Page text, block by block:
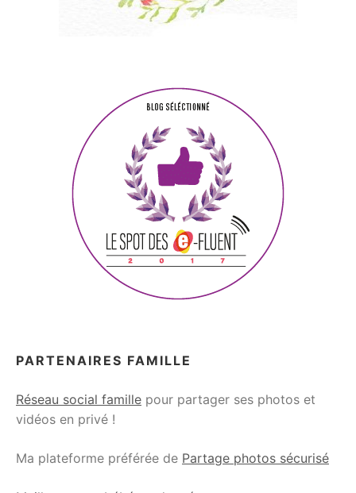
PARTENAIRES FAMILLE
Réseau social famille pour partager ses photos et
vidéos en privé !
Ma plateforme préférée de Partage photos sécurisé